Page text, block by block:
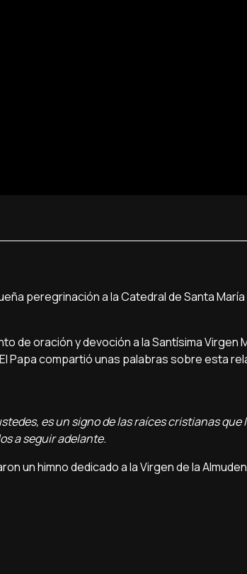
peregrinación a la Catedral de Santa María
de oración y devoción a la Santísima Virgen
Papa compartió unas palabras sobre esta
es un signo de las raíces cristianas que
a seguir adelante.
un himno dedicado a la Virgen de la